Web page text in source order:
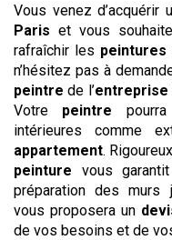
Vous venez d’acquérir
Paris et vous
rafraîchir les peintures
n’hésitez pas à
peintre de l’entreprise
Votre peintre
intérieures comme
appartement.
peinture vous
préparation des murs
vous proposera un
de vos besoins et de